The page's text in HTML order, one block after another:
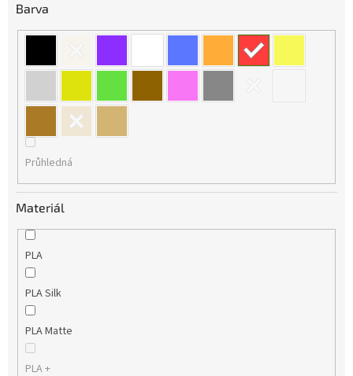
Barva
Průhledná
Materiál
PLA
PLA Silk
PLA Matte
PLA +